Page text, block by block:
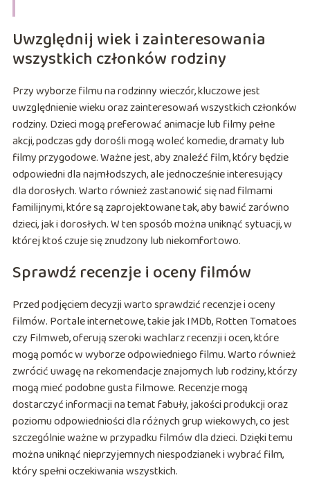
Uwzględnij wiek i zainteresowania
wszystkich członków rodziny
Przy wyborze filmu na rodzinny wieczór, kluczowe jest
uwzględnienie wieku oraz zainteresowań wszystkich członków
rodziny. Dzieci mogą preferować animacje lub filmy pełne
akcji, podczas gdy dorośli mogą woleć komedie, dramaty lub
filmy przygodowe. Ważne jest, aby znaleźć film, który będzie
odpowiedni dla najmłodszych, ale jednocześnie interesujący
dla dorosłych. Warto również zastanowić się nad filmami
familijnymi, które są zaprojektowane tak, aby bawić zarówno
dzieci, jak i dorosłych. W ten sposób można uniknąć sytuacji, w
której ktoś czuje się znudzony lub niekomfortowo.
Sprawdź recenzje i oceny filmów
Przed podjęciem decyzji warto sprawdzić recenzje i oceny
filmów. Portale internetowe, takie jak IMDb, Rotten Tomatoes
czy Filmweb, oferują szeroki wachlarz recenzji i ocen, które
mogą pomóc w wyborze odpowiedniego filmu. Warto również
zwrócić uwagę na rekomendacje znajomych lub rodziny, którzy
mogą mieć podobne gusta filmowe. Recenzje mogą
dostarczyć informacji na temat fabuły, jakości produkcji oraz
poziomu odpowiedniości dla różnych grup wiekowych, co jest
szczególnie ważne w przypadku filmów dla dzieci. Dzięki temu
można uniknąć nieprzyjemnych niespodzianek i wybrać film,
który spełni oczekiwania wszystkich.